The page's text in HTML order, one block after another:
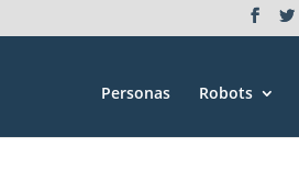
Personas Robots